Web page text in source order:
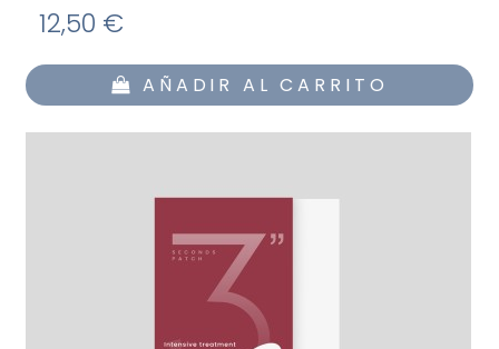
12,50 €
AÑADIR AL CARRITO